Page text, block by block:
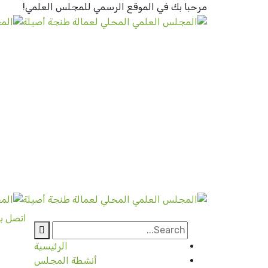
مرحبا بك في الموقع الرسمي للمجلس العلمي!
الرئيسية
أنشطة المجلس
اتصل